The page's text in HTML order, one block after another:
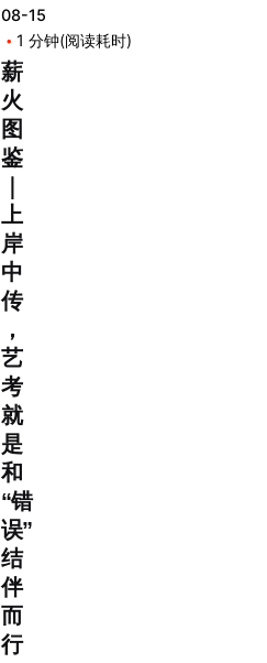
08-15
1 分钟(阅读耗时)
薪
火
图
鉴
上
岸
中
传
，
艺
考
就
是
和
“错
误”
结
伴
而
行